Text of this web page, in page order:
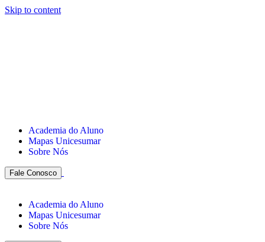
Skip to content
Academia do Aluno
Mapas Unicesumar
Sobre Nós
Fale Conosco
Academia do Aluno
Mapas Unicesumar
Sobre Nós